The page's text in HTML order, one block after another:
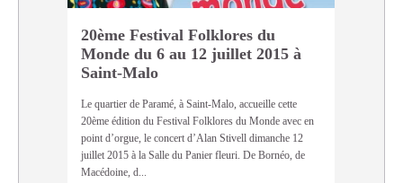
20ème Festival Folklores du
Monde du 6 au 12 juillet 2015 à
Saint-Malo
Le quartier de Paramé, à Saint-Malo, accueille cette
20ème édition du Festival Folklores du Monde avec en
point d’orgue, le concert d’Alan Stivell dimanche 12
juillet 2015 à la Salle du Panier fleuri. De Bornéo, de
Macédoine, d...